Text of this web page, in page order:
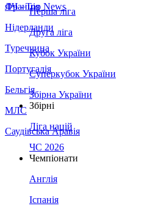
Франція
Нідерланди
Туреччина
Португалія
Бельгія
МЛС
Саудівська Аравія
ЛЧ - Top News
Перша ліга
Друга ліга
Кубок України
Суперкубок України
Збірна України
Збірні
Ліга націй
ЧС 2026
Чемпіонати
Англія
Іспанія